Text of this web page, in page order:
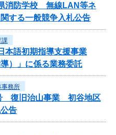
消防学校 無線LAN等ネ
する一般競争入札公告
課
本語初期指導支援事業
）」に係る業務委託
事務所
復旧治山事業 初谷地区
告